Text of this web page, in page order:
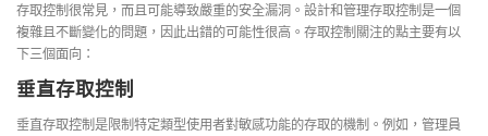
存取控制很常見，而且可能導致嚴重的安全漏洞。設計和管理存取控制是一個
複雜且不斷變化的問題，因此出錯的可能性很高。存取控制關注的點主要有以
下三個面向：
垂直存取控制
垂直存取控制是限制特定類型使用者對敏感功能的存取的機制。例如，管理員